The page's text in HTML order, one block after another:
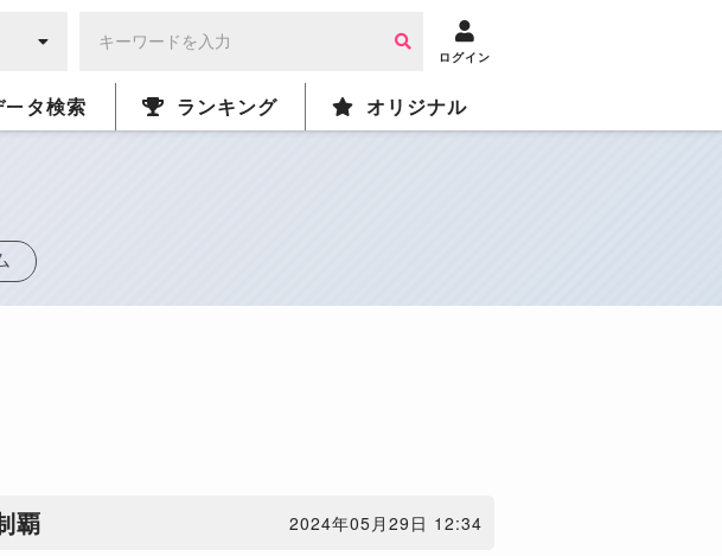
ログイン
ータ検索 ランキング オリジナル
覇 2024年05月29日 12:34